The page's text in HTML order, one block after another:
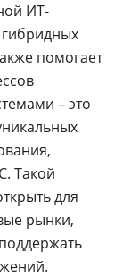
ИТ-
помогает
– это
Такой
для
рынки,